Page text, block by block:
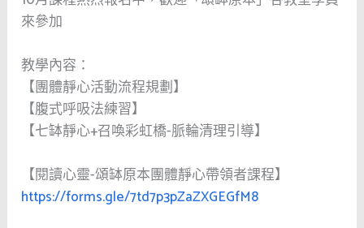
來參加
教學內容：
【團體靜心活動流程規劃】
【腹式呼吸法練習】
【七缽靜心+召喚彩虹橋-脈輪清理引導】
【閱讀心靈-頌缽原本團體靜心帶領者課程】
https://forms.gle/7td7p3pZaZXGEGfM8